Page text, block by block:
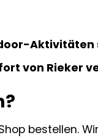
Aktivitäten
von Rieker
bestellen.